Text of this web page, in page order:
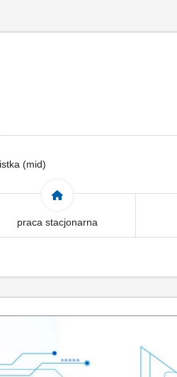
(mid)
praca stacjonarna